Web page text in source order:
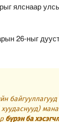
ялснаар
26-ныг
бүрэн ба